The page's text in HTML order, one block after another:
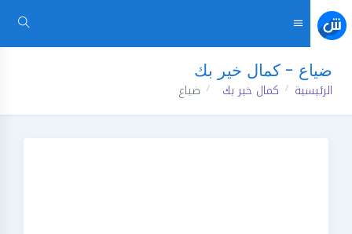
ضياع - كمال خير بك
الرئيسية كمال خير بك ضياع